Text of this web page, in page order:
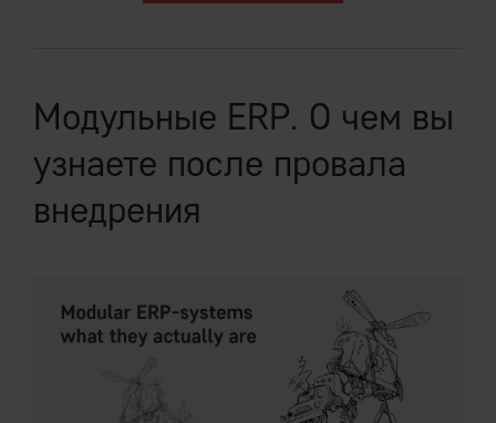
Модульные ERP. О чем вы
узнаете после провала
внедрения